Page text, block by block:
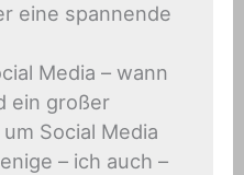
eine spannende
Media – wann
ein großer
Social Media
– ich auch –